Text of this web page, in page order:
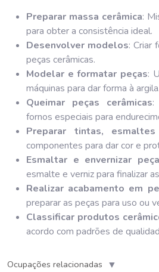
Preparar massa cerâmica:
para obter a consistência ideal.
Desenvolver modelos: Criar
peças cerâmicas.
Modelar e formatar peças:
máquinas para dar forma à argila.
Queimar peças cerâmicas:
fornos especiais para
Preparar tintas,
componentes para dar cor e
Esmaltar e envernizar
esmalte e verniz para finalizar
Realizar acabamento em
preparar as peças para uso ou
Classificar produtos
acordo com padrões de
Ocupações relacionadas ▼